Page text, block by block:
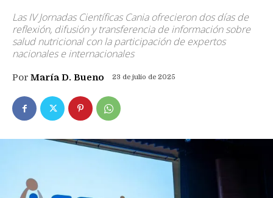
Las IV Jornadas Científicas Cania ofrecieron dos días de
reflexión, difusión y transferencia de información sobre
salud nutricional con la participación de expertos
nacionales e internacionales
Por María D. Bueno 23 de julio de 2025